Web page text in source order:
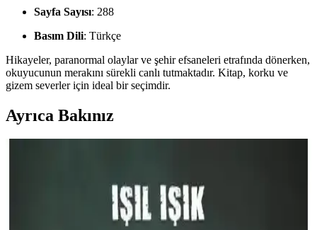
Sayfa Sayısı: 288
Basım Dili: Türkçe
Hikayeler, paranormal olaylar ve şehir efsaneleri etrafında dönerken,
okuyucunun merakını sürekli canlı tutmaktadır. Kitap, korku ve
gizem severler için ideal bir seçimdir.
Ayrıca Bakınız
İnsanların merakını cezbeden, korku ve gizem dolu Paranormal
Hikâyeler 2, kısa ve etkileyici öykülerle okuyucuyu gerilim dolu bir